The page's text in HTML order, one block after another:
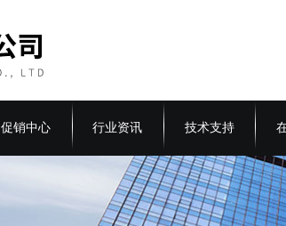
促销中心 行业资讯 技术支持